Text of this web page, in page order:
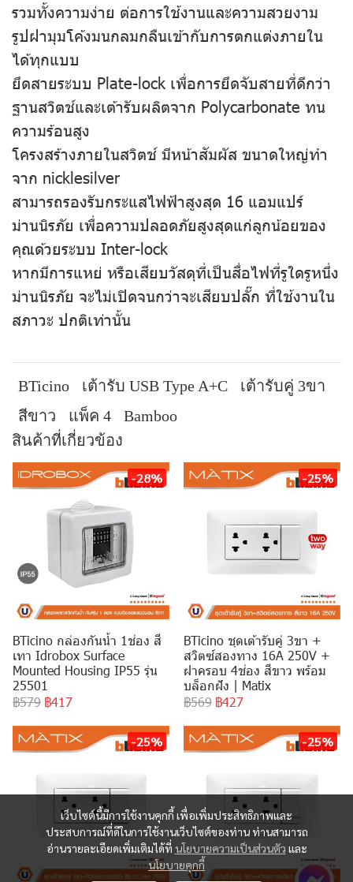
รวมทั้งความง่าย ต่อการใช้งานและความสวยงาม
รูปฝามุมโค้งมนกลมกลืนเข้ากับการตกแต่งภายใน
ได้ทุกแบบ
ยึดสายระบบ Plate-lock เพื่อการยึดจับสายที่ดีกว่า
ฐานสวิตช์และเต้ารับผลิตจาก Polycarbonate ทน
ความร้อนสูง
โครงสร้างภายในสวิตช์ มีหน้าสัมผัส ขนาดใหญ่ทำ
จาก nicklesilver
สามารถรองรับกระแสไฟฟ้าสูงสุด 16 แอมแปร์
ม่านนิรภัย เพื่อความปลอดภัยสูงสุดแก่ลูกน้อยของ
คุณด้วยระบบ Inter-lock
หากมีการแหย่ หรือเสียบวัสดุที่เป็นสื่อไฟที่รูใดรูหนึ่ง
ม่านนิรภัย จะไม่เปิดจนกว่าจะเสียบปลั๊ก ที่ใช้งานใน
สภาวะ ปกติเท่านั้น
BTicino เต้ารับ USB Type A+C
เต้ารับคู่ 3ขา
สีขาว
แพ็ค 4
Bamboo
สินค้าที่เกี่ยวข้อง
-28%
BTicino กล่องกันน้ำ 1ช่อง สี
เทา Idrobox Surface
Mounted Housing IP55 รุ่น
25501
฿579 ฿417
-25%
BTicino ชุดเต้ารับคู่ 3ขา +
สวิตซ์สองทาง 16A 250V +
ฝาครอบ 4ช่อง สีขาว พร้อม
บล็อกฝัง | Matix
฿569 ฿427
-25% -25%
เว็บไซต์นี้มีการใช้งานคุกกี้ เพื่อเพิ่มประสิทธิภาพและ
ประสบการณ์ที่ดีในการใช้งานเว็บไซต์ของท่าน ท่านสามารถ
อ่านรายละเอียดเพิ่มเติมได้ที่ นโยบายความเป็นส่วนตัว และ
นโยบายคุกกี้